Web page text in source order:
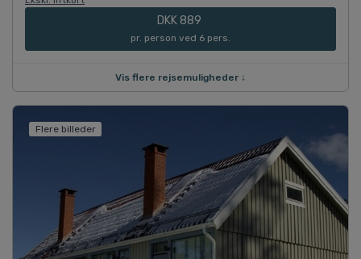
DKK 889
pr. person ved 6 pers.
Vis flere rejsemuligheder ↓
Flere billeder